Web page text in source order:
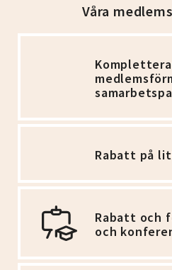
Våra
Rabatt på
Rabatt och
och